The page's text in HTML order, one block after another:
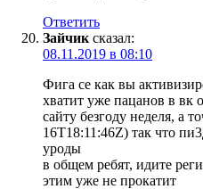
Ответить
Зайчик сказал:
08.11.2019 в 08:10
Фига се как вы
хватит уже пацанов в вк
сайту безгоду неделя, а
16T18:11:46Z) так что
уроды
в общем ребят, идите
этим уже не прокатит